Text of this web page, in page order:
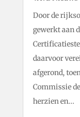
Door de
gewerkt aan
daarvoor
afgerond,
Commissie
herzien en...